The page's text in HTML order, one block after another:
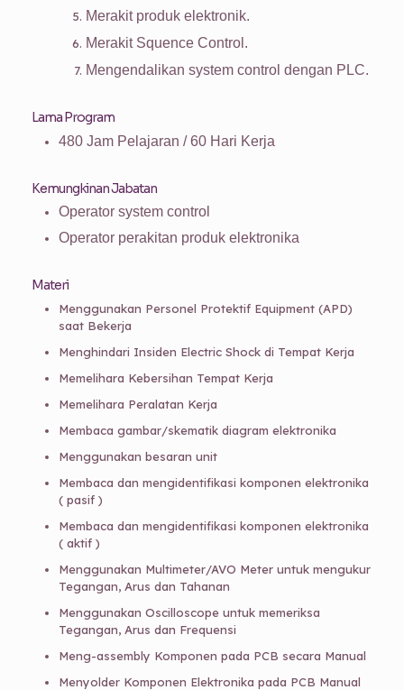
Merakit produk elektronik.
Merakit Squence Control.
Mengendalikan system control dengan PLC.
Lama Program
480 Jam Pelajaran / 60 Hari Kerja
Kemungkinan Jabatan
Operator system control
Operator perakitan produk elektronika
Materi
Menggunakan Personel Protektif Equipment (APD)
saat Bekerja
Menghindari Insiden Electric Shock di Tempat Kerja
Memelihara Kebersihan Tempat Kerja
Memelihara Peralatan Kerja
Membaca gambar/skematik diagram elektronika
Menggunakan besaran unit
Membaca dan mengidentifikasi komponen elektronika
( pasif )
Membaca dan mengidentifikasi komponen elektronika
( aktif )
Menggunakan Multimeter/AVO Meter untuk mengukur
Tegangan, Arus dan Tahanan
Menggunakan Oscilloscope untuk memeriksa
Tegangan, Arus dan Frequensi
Meng-assembly Komponen pada PCB secara Manual
Menyolder Komponen Elektronika pada PCB Manual